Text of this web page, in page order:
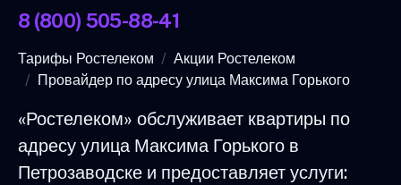
8 (800) 505-88-41
Тарифы Ростелеком
Акции Ростелеком
Провайдер по адресу улица Максима Горького
«Ростелеком» обслуживает квартиры по
адресу улица Максима Горького в
Петрозаводске и предоставляет услуги: